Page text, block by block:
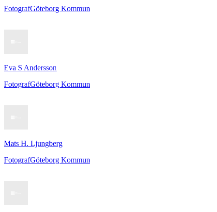
FotografGöteborg Kommun
Eva S Andersson
FotografGöteborg Kommun
Mats H. Ljungberg
FotografGöteborg Kommun